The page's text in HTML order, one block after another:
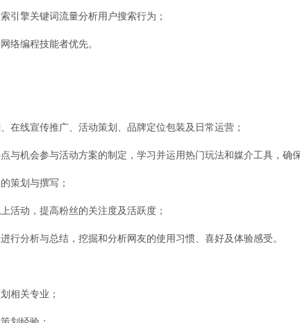
擎关键词流量分析用户搜索行为；
编程技能者优先。
线宣传推广、活动策划、品牌定位包装及日常运营；
机会参与活动方案的制定，学习并运用热门玩法和媒介工具，确
策划与撰写；
动，提高粉丝的关注度及活跃度；
分析与总结，挖掘和分析网友的使用习惯、喜好及体验感受。
相关专业；